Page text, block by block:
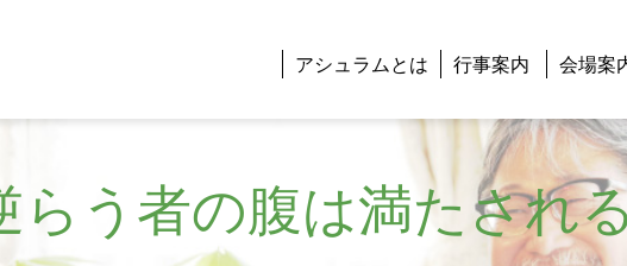
アシュラムとは 行事案内 会場案
らう者の腹は満たされ